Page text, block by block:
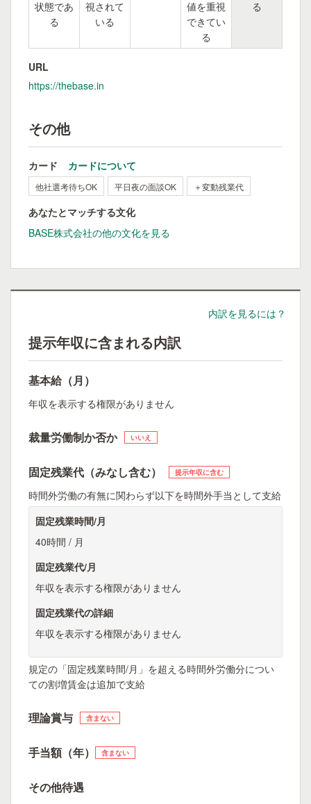
状態であ
る
視されて
いる
値を重視
できてい
る
る
URL
https://thebase.in
その他
カード カードについて
他社選考待ちOK 平日夜の面談OK ＋変動残業代
あなたとマッチする文化
BASE株式会社の他の文化を見る
内訳を見るには？
提示年収に含まれる内訳
基本給（月）
年収を表示する権限がありません
裁量労働制か否か いいえ
固定残業代（みなし含む） 提示年収に含む
時間外労働の有無に関わらず以下を時間外手当として支給
固定残業時間/月
40時間 / 月
固定残業代/月
年収を表示する権限がありません
固定残業代の詳細
年収を表示する権限がありません
規定の「固定残業時間/月」を超える時間外労働分につい
ての割増賃金は追加で支給
理論賞与 含まない
手当額（年） 含まない
その他待遇